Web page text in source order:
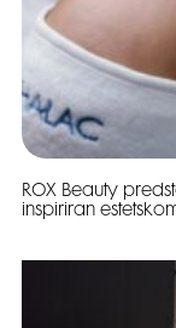
ROX Beauty
inspiriran